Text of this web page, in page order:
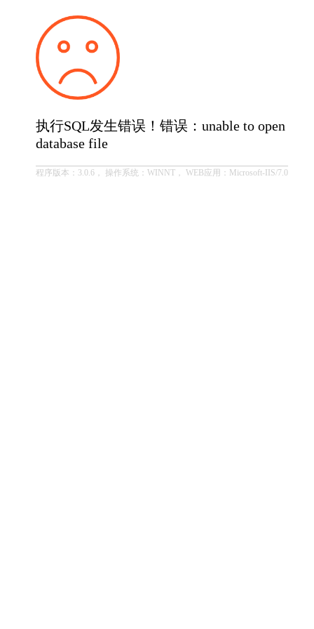
执行SQL发生错误！错误：unable to open
database file
程序版本：3.0.6， 操作系统：WINNT， WEB应用：Microsoft-IIS/7.0